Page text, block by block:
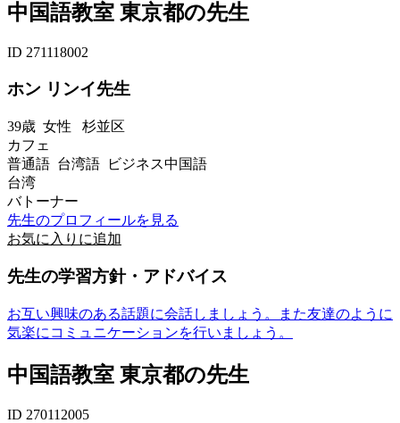
中国語教室 東京都の先生
ID 271118002
ホン リンイ先生
39歳 女性 杉並区
カフェ
普通語 台湾語 ビジネス中国語
台湾
バトーナー
先生のプロフィールを見る
お気に入りに追加
先生の学習方針・アドバイス
お互い興味のある話題に会話しましょう。また友達のように
気楽にコミュニケーションを行いましょう。
中国語教室 東京都の先生
ID 270112005